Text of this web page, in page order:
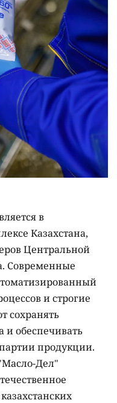
в
Казахстана,
Центральной
Современные
и строгие
сохранять
и обеспечивать
продукции.
Дел"